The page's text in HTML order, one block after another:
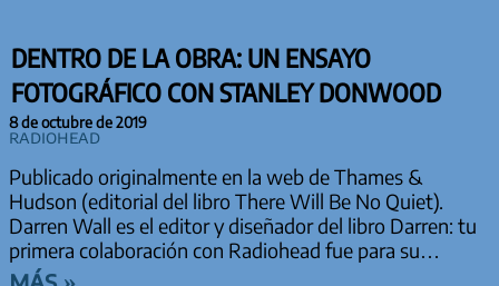
DENTRO DE LA OBRA: UN ENSAYO
FOTOGRÁFICO CON STANLEY DONWOOD
8 de octubre de 2019
Radiohead
Publicado originalmente en la web de Thames &
Hudson (editorial del libro There Will Be No Quiet).
Darren Wall es el editor y diseñador del libro Darren: tu
primera colaboración con Radiohead fue para su…